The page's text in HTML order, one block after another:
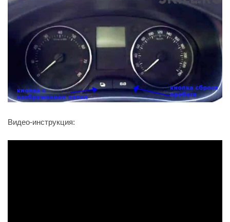
Видео-инструкция: